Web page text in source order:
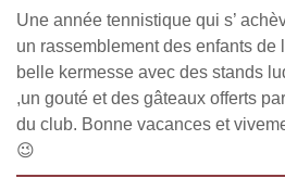
Une année tennistique qui s’
un rassemblement des enfants de
belle kermesse avec des stands
,un gouté et des gâteaux offerts
du club. Bonne vacances et
😉